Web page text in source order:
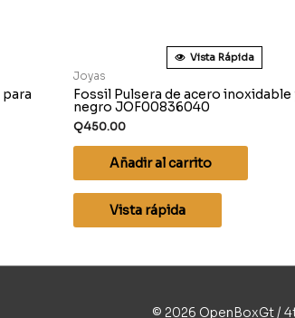
Vista Rápida
Joyas
Fossil Pulsera de acero inoxidable
negro JOF00836040
Q450.00
Añadir al carrito
Vista rápida
© 2026 OpenBoxGt /